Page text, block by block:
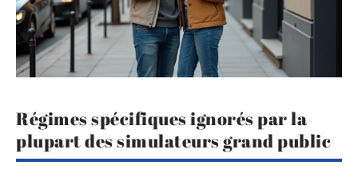
Régimes spécifiques ignorés par la
plupart des simulateurs grand public